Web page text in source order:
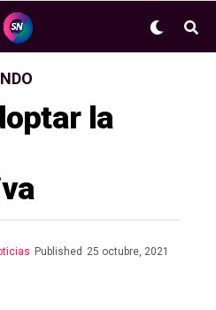
la
Published 25 octubre, 2021